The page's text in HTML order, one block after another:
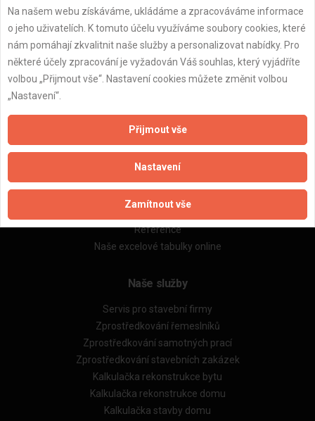
Aktualizováno z portálu ARES dne 28.01.2026 22:54:50
Naše firmy a řemeslníci
Zpracování a ochrana osobních údajů
Reference
Naše excelové tabulky online
Naše služby
Servis pro stavební firmy
Zprostředkování řemeslníků
Zprostředkování samotných prací
Zprostředkování stavebních zakázek
Kalkulačka rekonstrukce bytu
Kalkulačka rekonstrukce domu
Kalkulačka stavby domu
Na našem webu získáváme, ukládáme a zpracováváme informace
o jeho uživatelích. K tomuto účelu využíváme soubory cookies, které
nám pomáhají zkvalitnit naše služby a personalizovat nabídky. Pro
některé účely zpracování je vyžadován Váš souhlas, který vyjádříte
volbou „Přijmout vše“. Nastavení cookies můžete změnit volbou
„Nastavení“.
Přijmout vše
Nastavení
Zamítnout vše